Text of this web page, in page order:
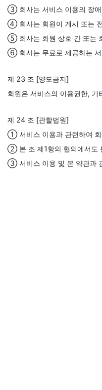
③ 회사는 서비스 이용의 장애
④ 회사는 회원이 게시 또는
⑤ 회사는 회원 상호 간 또는
⑥ 회사는 무료로 제공하는 서
제 23 조 [양도금지]
회원은 서비스의 이용권한,
제 24 조 [관할법원]
① 서비스 이용과 관련하여 회
② 본 조 제1항의 협의에서도
③ 서비스 이용 및 본 약관과